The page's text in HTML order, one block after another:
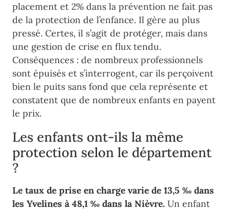
placement et 2% dans la prévention ne fait pas
de la protection de l’enfance. Il gère au plus
pressé. Certes, il s’agit de protéger, mais dans
une gestion de crise en flux tendu.
Conséquences : de nombreux professionnels
sont épuisés et s’interrogent, car ils perçoivent
bien le puits sans fond que cela représente et
constatent que de nombreux enfants en payent
le prix.
Les enfants ont-ils la même
protection selon le département
?
Le taux de prise en charge varie de 13,5 ‰ dans
les Yvelines à 48,1 ‰ dans la Nièvre. Un enfant